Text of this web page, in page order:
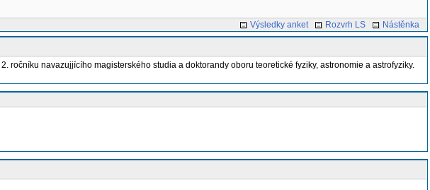
Výsledky anket Rozvrh LS Nástěnka
navazujjícího magisterského studia a doktorandy oboru teoretické fyziky, astronomie a astrofyziky.